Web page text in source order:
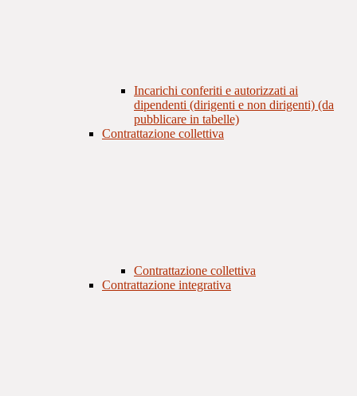
Incarichi conferiti e autorizzati ai
dipendenti (dirigenti e non dirigenti) (da
pubblicare in tabelle)
Contrattazione collettiva
Contrattazione collettiva
Contrattazione integrativa